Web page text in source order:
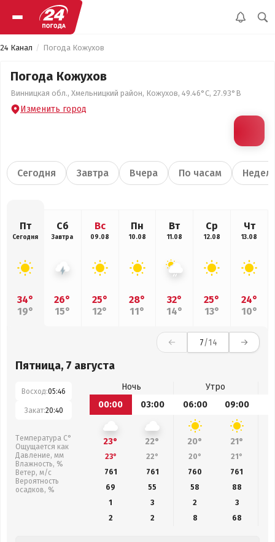
24 Канал Погода Кожухов
Погода Кожухов
Винницкая обл., Хмельницкий район, Кожухов, 49.46°С, 27.93°В
Изменить город
Сегодня Завтра Вчера По часам
Пт
Сегодня
34°
19°
Сб
Завтра
26°
15°
Вс
09.08
25°
12°
Пн
10.08
28°
11°
Вт
11.08
32°
14°
Ср
12.08
25°
13°
Чт
13.08
24°
10°
7/14
Пятница, 7 августа
Восход:05:46
Закат:20:40
Температура С°
Ощущается как
Давление, мм
Влажность, %
Ветер, м/с
Вероятность
осадков, %
Ночь
Утро
00:00
03:00 06:00 09:00
23° 22° 20° 21°
23° 22° 20° 21°
761
761 760 761
69
55 58 88
1
3 2
3
2
2 8 68